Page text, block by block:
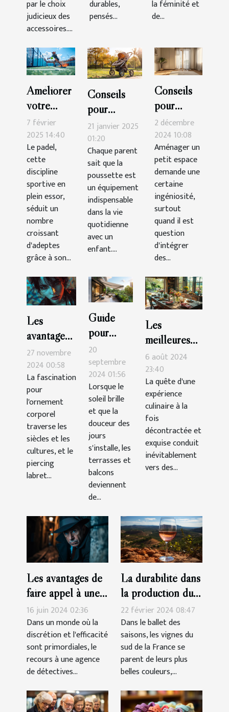
par le choix
judicieux des
accessoires....
durables,
pensés...
la féminité et
de...
Améliorer
votre
technique
de padel :
exercices
pratiques
7 février
2025 14:40
Le padel,
cette
discipline
sportive en
plein essor,
séduit un
nombre
croissant
d'adeptes
grâce à son...
Conseils
pour
maintenir et
nettoyer
votre
poussette
efficacement
21 janvier 2025
01:20
Chaque parent
sait que la
poussette est
un équipement
indispensable
dans la vie
quotidienne
avec un
enfant....
Conseils
pour
intégrer
une
armoire
trois
portes
dans un
petit
espace
2 décembre
2024 10:08
Aménager un
petit espace
demande une
certaine
ingéniosité,
surtout
quand il est
question
d'intégrer
des...
Les
avantages
esthétiques
des
piercings
labret
supérieurs
et
inférieurs
27 novembre
2024 00:58
La fascination
pour
l'ornement
corporel
traverse les
siècles et les
cultures, et le
piercing
labret...
Guide
pour
choisir le
store
banne
parfait
pour
terrasses
et
balcons
20
septembre
2024 01:56
Lorsque le
soleil brille
et que la
douceur des
jours
s'installe, les
terrasses et
balcons
deviennent
de...
Les
meilleures
tables pour
une cuisine
décontractée
et
savoureuse
6 août 2024
23:40
La quête d'une
expérience
culinaire à la
fois
décontractée et
exquise conduit
inévitablement
vers des...
Les avantages de
faire appel à une
agence de
détectives privés
agréée pour des
enquêtes discrètes
et efficaces
16 juin 2024 02:36
Dans un monde où la
discrétion et l'efficacité
sont primordiales, le
recours à une agence
de détectives...
La durabilité dans
la production du
vin rosé Côtes-
de-Provence
22 février 2024 08:47
Dans le ballet des
saisons, les vignes du
sud de la France se
parent de leurs plus
belles couleurs,...